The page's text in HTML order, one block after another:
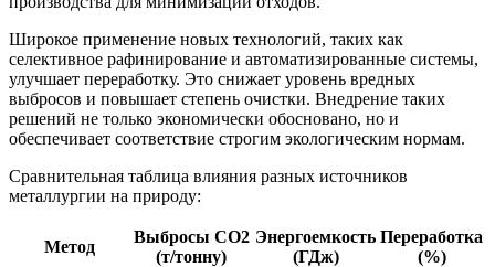
Широкое применение новых технологий, таких как
селективное рафинирование и автоматизированные системы,
улучшает переработку. Это снижает уровень вредных
выбросов и повышает степень очистки. Внедрение таких
решений не только экономически обосновано, но и
обеспечивает соответствие строгим экологическим нормам.
Сравнительная таблица влияния разных источников
металлургии на природу:
Метод
Выбросы CO2
(т/тонну)
Энергоемкость
(ГДж)
Переработка
(%)